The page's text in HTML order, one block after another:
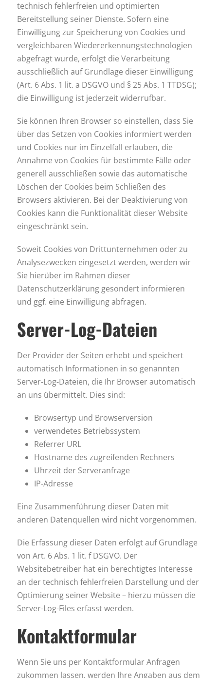
technisch fehlerfreien und optimierten
Bereitstellung seiner Dienste. Sofern eine
Einwilligung zur Speicherung von Cookies und
vergleichbaren Wiedererkennungstechnologien
abgefragt wurde, erfolgt die Verarbeitung
ausschließlich auf Grundlage dieser Einwilligung
(Art. 6 Abs. 1 lit. a DSGVO und § 25 Abs. 1 TTDSG);
die Einwilligung ist jederzeit widerrufbar.
Sie können Ihren Browser so einstellen, dass Sie
über das Setzen von Cookies informiert werden
und Cookies nur im Einzelfall erlauben, die
Annahme von Cookies für bestimmte Fälle oder
generell ausschließen sowie das automatische
Löschen der Cookies beim Schließen des
Browsers aktivieren. Bei der Deaktivierung von
Cookies kann die Funktionalität dieser Website
eingeschränkt sein.
Soweit Cookies von Drittunternehmen oder zu
Analysezwecken eingesetzt werden, werden wir
Sie hierüber im Rahmen dieser
Datenschutzerklärung gesondert informieren
und ggf. eine Einwilligung abfragen.
Server-Log-Dateien
Der Provider der Seiten erhebt und speichert
automatisch Informationen in so genannten
Server-Log-Dateien, die Ihr Browser automatisch
an uns übermittelt. Dies sind:
Browsertyp und Browserversion
verwendetes Betriebssystem
Referrer URL
Hostname des zugreifenden Rechners
Uhrzeit der Serveranfrage
IP-Adresse
Eine Zusammenführung dieser Daten mit
anderen Datenquellen wird nicht vorgenommen.
Die Erfassung dieser Daten erfolgt auf Grundlage
von Art. 6 Abs. 1 lit. f DSGVO. Der
Websitebetreiber hat ein berechtigtes Interesse
an der technisch fehlerfreien Darstellung und der
Optimierung seiner Website – hierzu müssen die
Server-Log-Files erfasst werden.
Kontaktformular
Wenn Sie uns per Kontaktformular Anfragen
zukommen lassen, werden Ihre Angaben aus dem